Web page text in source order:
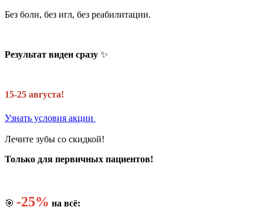
Без боли, без игл, без реабилитации.
Результат виден сразу ✨
15-25 августа!
Узнать условия акции
Лечите зубы со скидкой!
Только для первичных пациентов!
🎯 -25% на всё: